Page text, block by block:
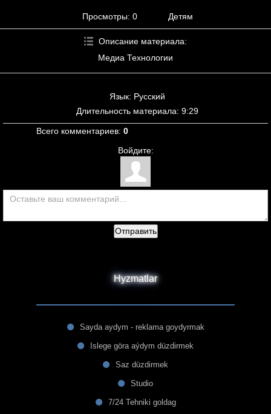
Просмотры: 0 Детям
Описание материала:
Медиа Технологии
Язык: Русский
Длительность материала: 9:29
Всего комментариев: 0
Войдите:
Отправить
Hyzmatlar
Sayda aydym - reklama goydyrmak
Islege göra aýdym düzdirmek
Saz düzdirmek
Studio
7/24 Tehniki goldag